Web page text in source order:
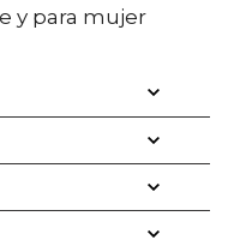
y para mujer